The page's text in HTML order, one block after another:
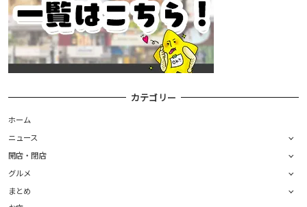
カテゴリー
ホーム
ニュース
開店・閉店
グルメ
まとめ